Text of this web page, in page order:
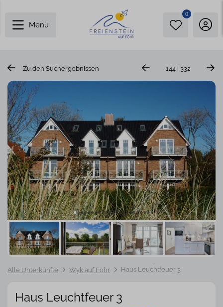
Menü
0
Zu den Suchergebnissen 144 | 332
Alle Unterkünfte Wyk auf Föhr Haus Leuchtfeuer 3
Haus Leuchtfeuer 3